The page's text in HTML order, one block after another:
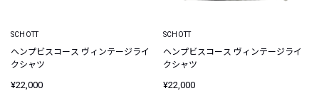
SCHOTT
ヘンプビスコース ヴィンテージライ
クシャツ
¥22,000
SCHOTT
ヘンプビスコース ヴィンテージライ
クシャツ
¥22,000